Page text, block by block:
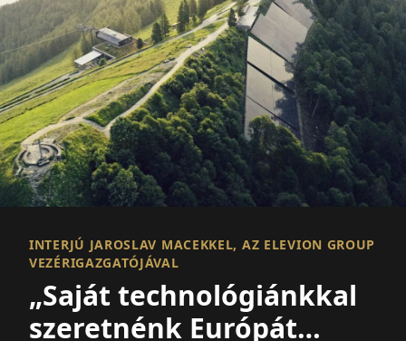
INTERJÚ JAROSLAV MACEKKEL, AZ ELEVION GROUP
VEZÉRIGAZGATÓJÁVAL
„Saját technológiánkkal
szeretnénk Európát